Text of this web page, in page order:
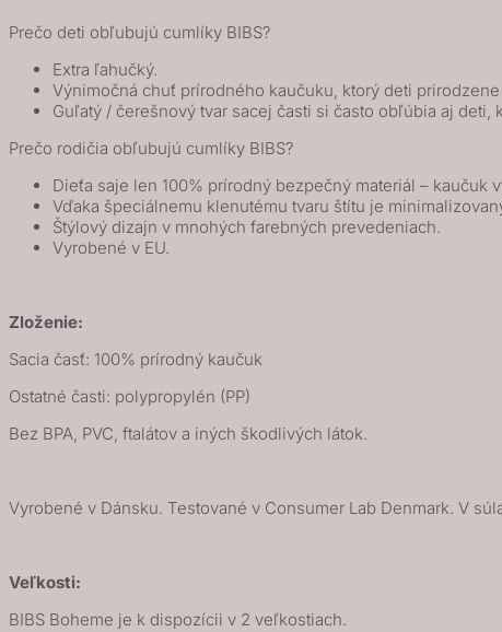
Prečo deti obľubujú cumlíky BIBS?
Extra ľahučký.
Výnimočná chuť prírodného kaučuku, ktorý deti
Guľatý / čerešnový tvar sacej časti si často obľúbia aj deti,
Prečo rodičia obľubujú cumlíky BIBS?
Dieťa saje len 100% prírodný bezpečný materiál – kaučuk
Vďaka špeciálnemu klenutému tvaru štítu je
Štýlový dizajn v mnohých farebných prevedeniach.
Vyrobené v EU.
Zloženie:
Sacia časť: 100% prírodný kaučuk
Ostatné časti: polypropylén (PP)
Bez BPA, PVC, ftalátov a iných škodlivých látok.
Vyrobené v Dánsku. Testované v Consumer Lab Denmark. V
Veľkosti:
BIBS Boheme je k dispozícii v 2 veľkostiach.